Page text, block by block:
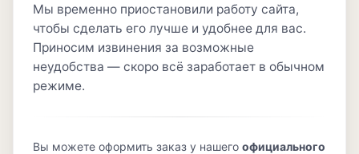
Мы временно приостановили работу сайта,
чтобы сделать его лучше и удобнее для вас.
Приносим извинения за возможные
неудобства — скоро всё заработает в обычном
режиме.
Вы можете оформить заказ у нашего официального